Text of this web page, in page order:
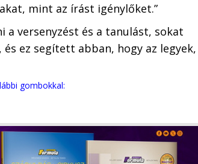
mint az írást igénylőket.”
a versenyzést és a tanulást, sokat
ez segített abban, hogy az legyek,
gombokkal: